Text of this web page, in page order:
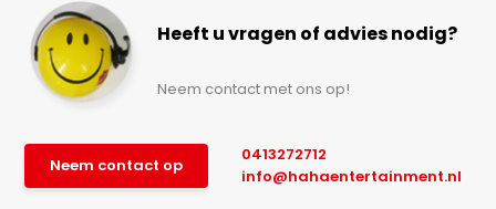
Heeft u vragen of advies nodig?
Neem contact met ons op!
Neem contact op
0413272712
info@hahaentertainment.nl